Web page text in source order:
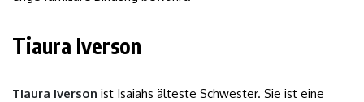
Tiaura Iverson
Tiaura Iverson ist Isaiahs älteste Schwester. Sie ist eine